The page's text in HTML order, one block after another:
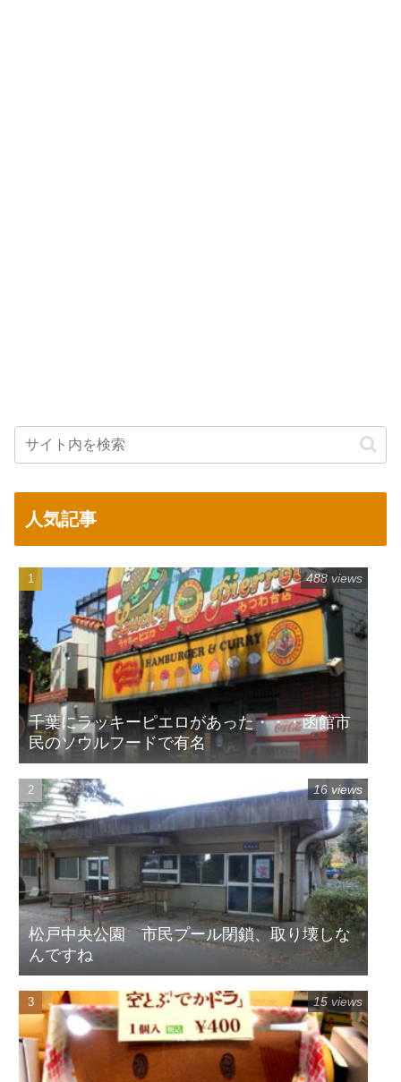
人気記事
千葉にラッキーピエロがあった・・・函館市
民のソウルフードで有名
488 views
松戸中央公園 市民プール閉鎖、取り壊しな
んですね
16 views
15 views